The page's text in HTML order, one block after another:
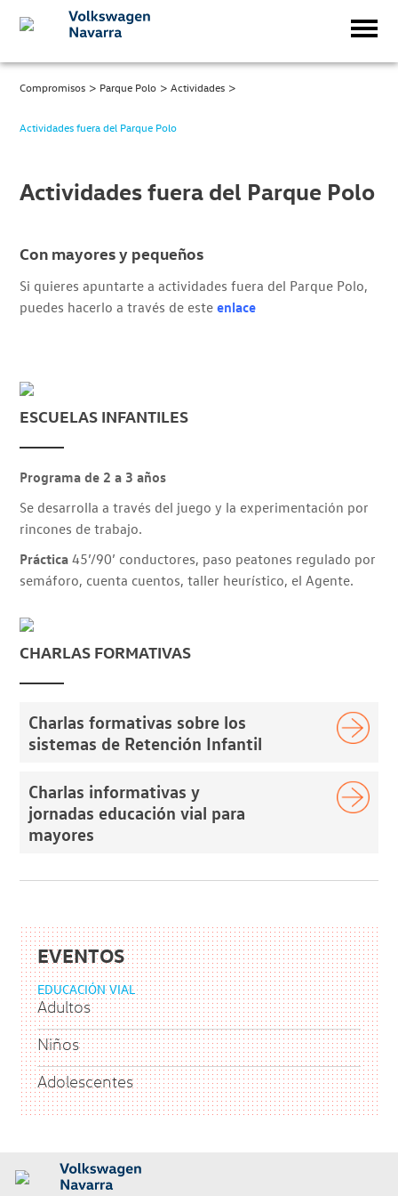
Compromisos > Parque Polo >Actividades >
Actividades fuera del Parque Polo
Actividades fuera del Parque Polo
Con mayores y pequeños
Si quieres apuntarte a actividades fuera del Parque Polo,
puedes hacerlo a través de esteenlace
ESCUELAS INFANTILES
Programa de 2 a 3 años
Se desarrolla a través del juego y la experimentación por
rincones de trabajo.
Práctica 45’/90’ conductores, paso peatones regulado por
semáforo, cuenta cuentos, taller heurístico, el Agente.
CHARLAS FORMATIVAS
Charlas formativas sobre los
sistemas de Retención Infantil
Charlas informativas y
jornadas educación vial para
mayores
EVENTOS
EDUCACIÓN VIAL
Adultos
Niños
Adolescentes